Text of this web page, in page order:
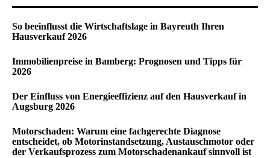
So beeinflusst die Wirtschaftslage in Bayreuth Ihren
Hausverkauf 2026
Immobilienpreise in Bamberg: Prognosen und Tipps für
2026
Der Einfluss von Energieeffizienz auf den Hausverkauf in
Augsburg 2026
Motorschaden: Warum eine fachgerechte Diagnose
entscheidet, ob Motorinstandsetzung, Austauschmotor oder
der Verkaufsprozess zum Motorschadenankauf sinnvoll ist